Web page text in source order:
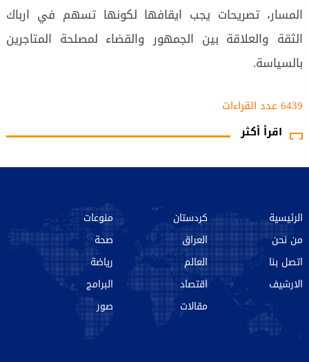
المسار، تصريحات يجب ايقافها لكونها تسهم في ارباك
الثقة والعلاقة بين الجمهور والقضاء لمصلحة المتاجرين
بالسياسة.
6439 عدد القراءات‌‌
اقرأ أكثر
الرئيسية
من نحن‌
اتصل بنا
الارشیف
كردستان
العراق
العالم
اقتصاد
مقالات
منوعات
صحة
رياضة
البرامج
صور